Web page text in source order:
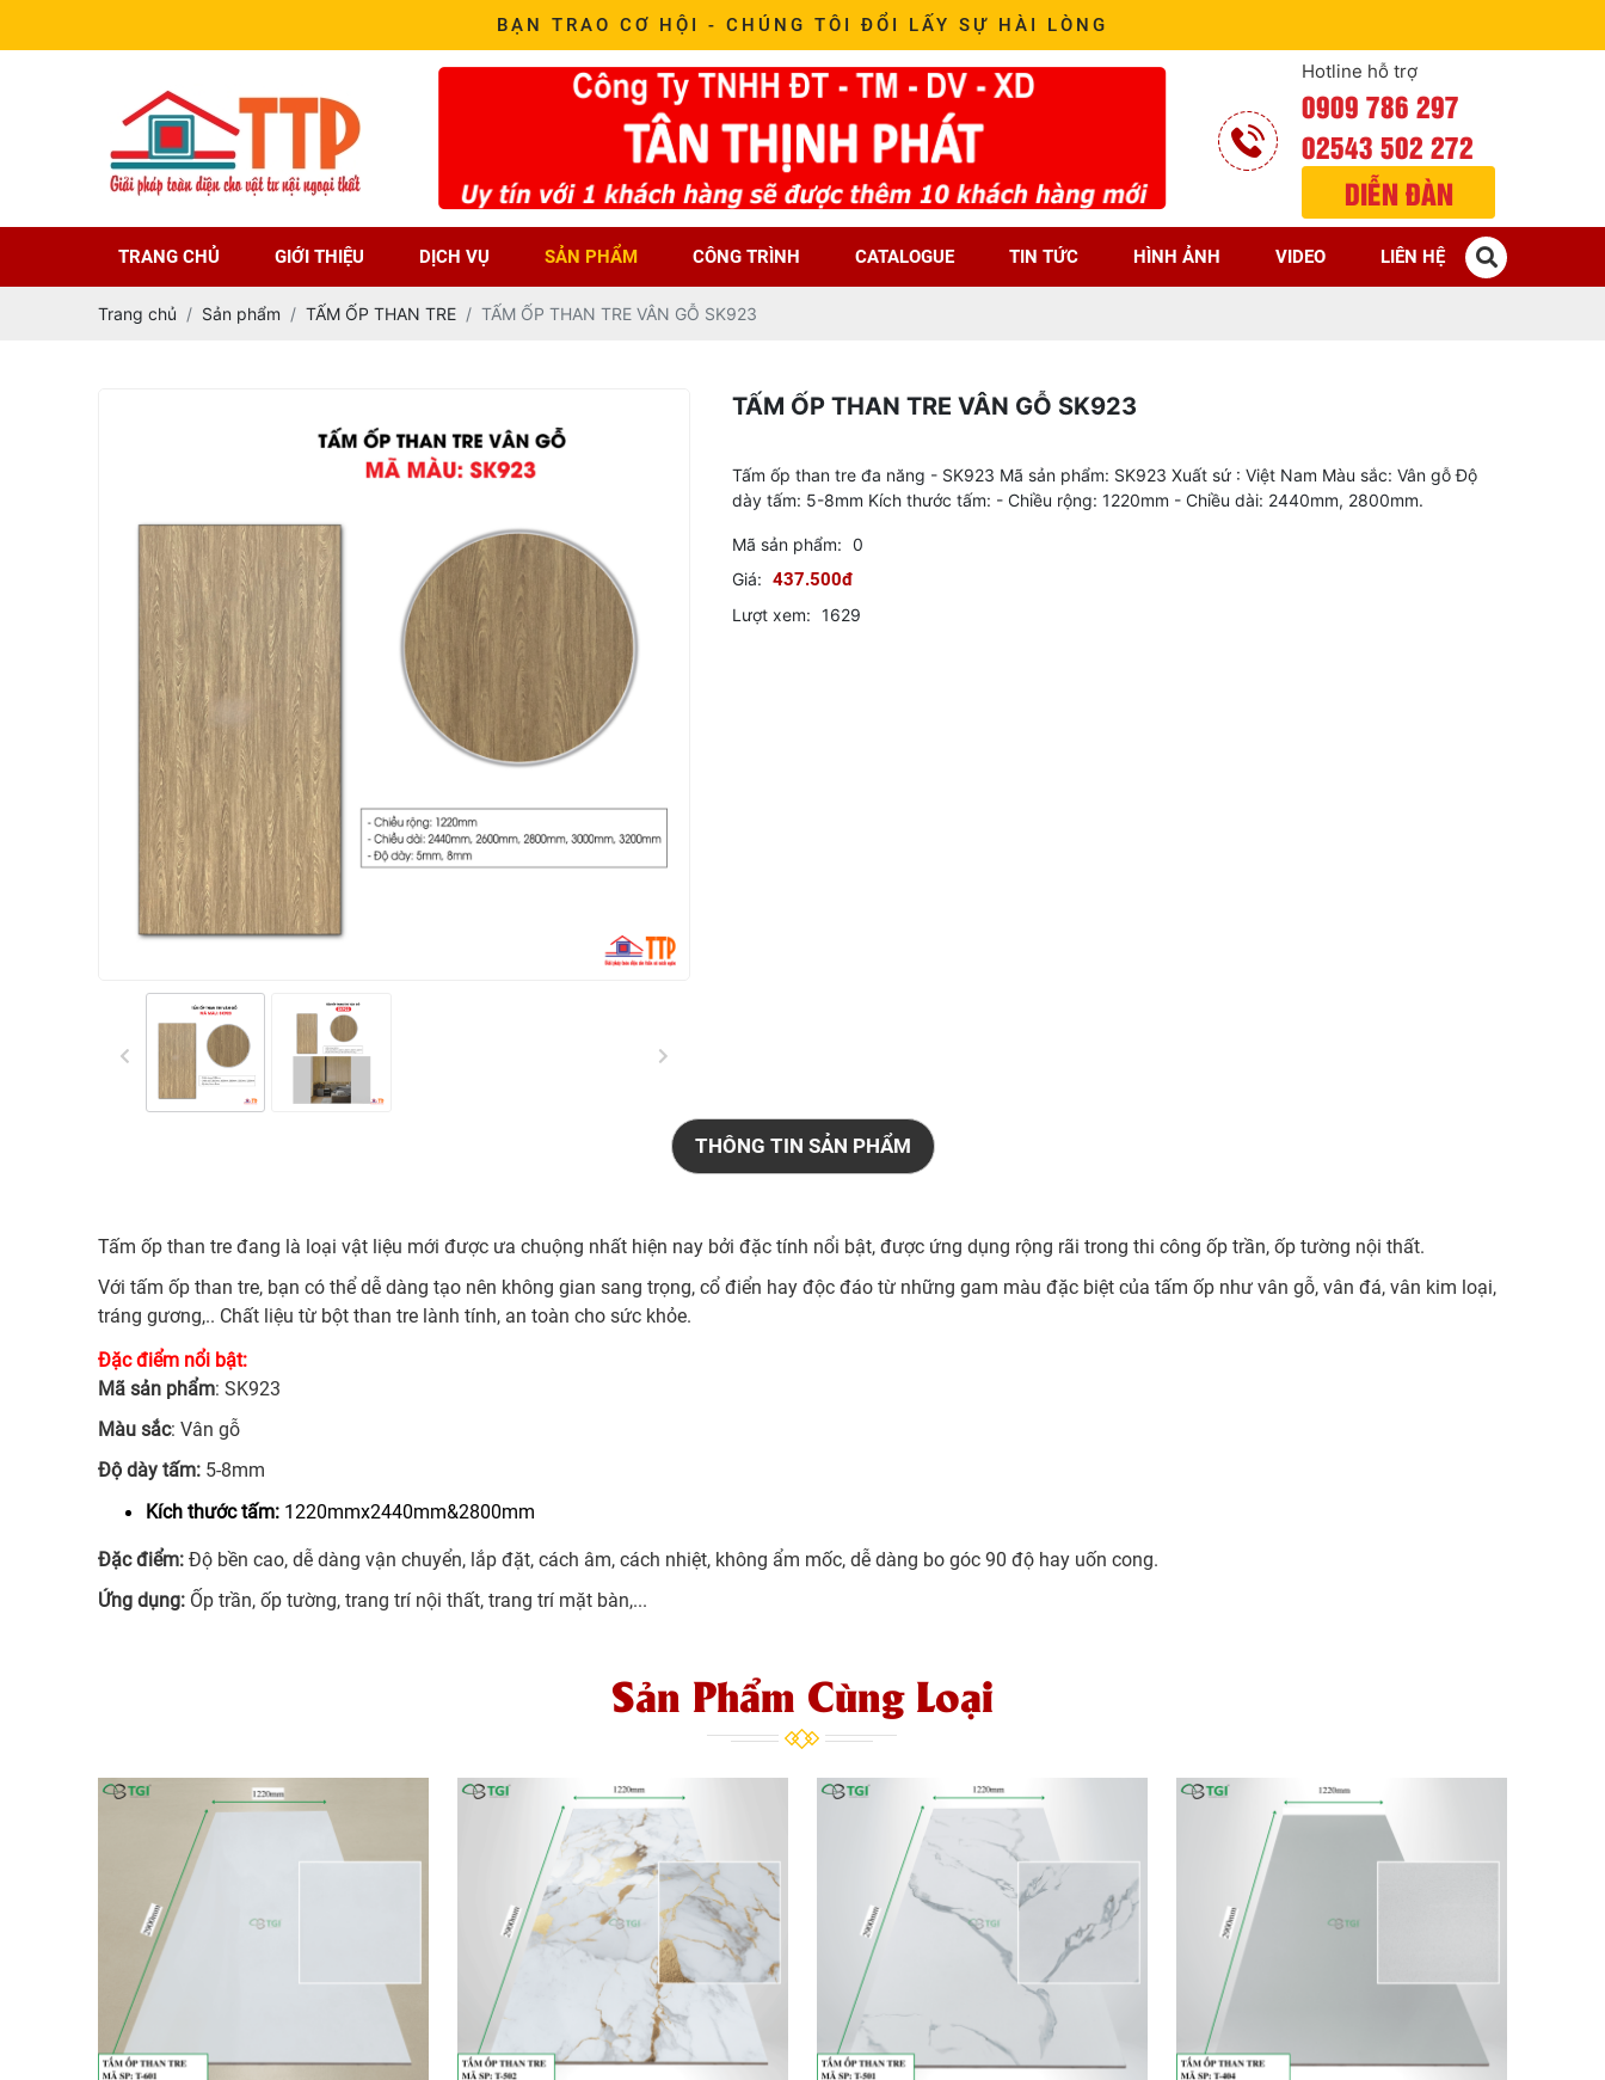
BẠN TRAO CƠ HỘI - CHÚNG TÔI ĐỔI LẤY SỰ HÀI LÒNG
Hotline hỗ trợ
0909 786 297
02543 502 272
DIỄN ĐÀN
TRANG CHỦ GIỚI THIỆU DỊCH VỤ SẢN PHẨM CÔNG TRÌNH CATALOGUE TIN TỨC HÌNH ẢNH VIDEO LIÊN HỆ
Trang chủ Sản phẩm TẤM ỐP THAN TRE TẤM ỐP THAN TRE VÂN GỖ SK923
TẤM ỐP THAN TRE VÂN GỖ SK923
Tấm ốp than tre đa năng - SK923 Mã sản phẩm: SK923 Xuất sứ : Việt Nam Màu sắc: Vân gỗ Độ
dày tấm: 5-8mm Kích thước tấm: - Chiều rộng: 1220mm - Chiều dài: 2440mm, 2800mm.
Mã sản phẩm: 0
Giá: 437.500đ
Lượt xem: 1629
THÔNG TIN SẢN PHẨM
Tấm ốp than tre đang là loại vật liệu mới được ưa chuộng nhất hiện nay bởi đặc tính nổi bật, được ứng dụng rộng rãi trong thi công ốp trần, ốp tường nội thất.
Với tấm ốp than tre, bạn có thể dễ dàng tạo nên không gian sang trọng, cổ điển hay độc đáo từ những gam màu đặc biệt của tấm ốp như vân gỗ, vân đá, vân kim loại,
tráng gương,.. Chất liệu từ bột than tre lành tính, an toàn cho sức khỏe.
Đặc điểm nổi bật:
Mã sản phẩm: SK923
Màu sắc: Vân gỗ
Độ dày tấm: 5-8mm
Kích thước tấm: 1220mmx2440mm&2800mm
Đặc điểm: Độ bền cao, dễ dàng vận chuyển, lắp đặt, cách âm, cách nhiệt, không ẩm mốc, dễ dàng bo góc 90 độ hay uốn cong.
Ứng dụng: Ốp trần, ốp tường, trang trí nội thất, trang trí mặt bàn,...
Sản Phẩm Cùng Loại